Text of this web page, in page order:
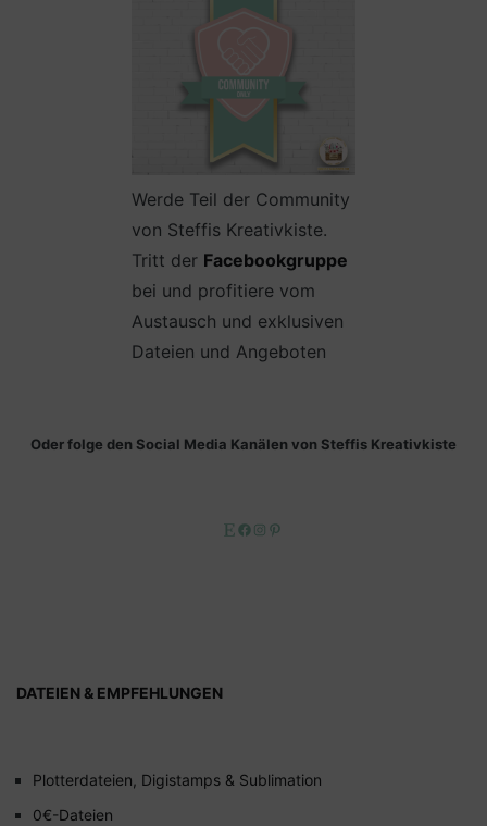
Werde Teil der Community
von Steffis Kreativkiste.
Tritt der Facebookgruppe
bei und profitiere vom
Austausch und exklusiven
Dateien und Angeboten
Oder folge den Social Media Kanälen von Steffis Kreativkiste
EtsyFacebook
Instagram
DATEIEN & EMPFEHLUNGEN
Plotterdateien, Digistamps & Sublimation
0€-Dateien